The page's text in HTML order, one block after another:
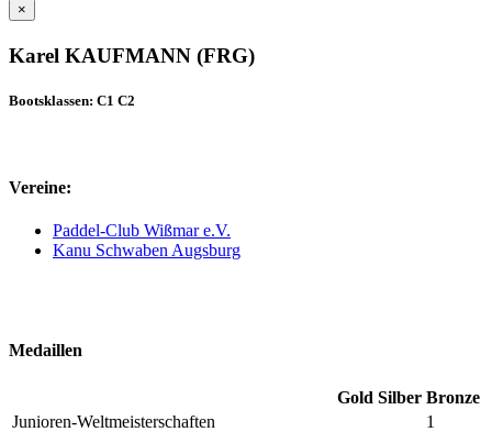
×
Karel KAUFMANN (FRG)
Bootsklassen: C1 C2
Vereine:
Paddel-Club Wißmar e.V.
Kanu Schwaben Augsburg
Medaillen
Gold Silber Bronze
Junioren-Weltmeisterschaften
1